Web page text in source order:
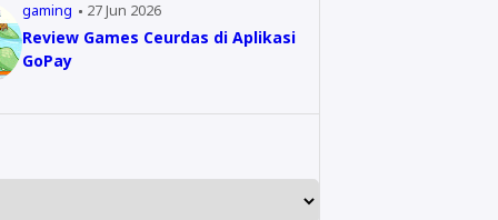
gaming 27 Jun 2026
Review Games Ceurdas di Aplikasi
GoPay